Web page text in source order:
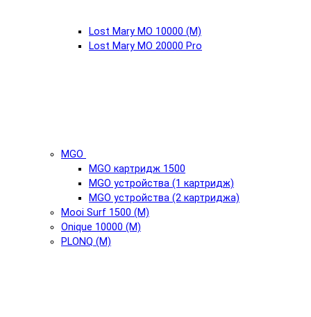
Lost Mary MO 10000 (М)
Lost Mary MO 20000 Pro
MGO
MGO картридж 1500
MGO устройства (1 картридж)
MGO устройства (2 картриджа)
Mooi Surf 1500 (М)
Onique 10000 (М)
PLONQ (М)